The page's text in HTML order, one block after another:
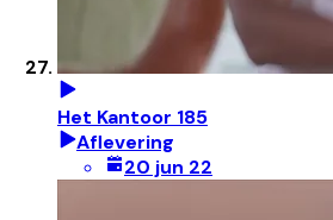
Het Kantoor 185
Aflevering
20 jun 22